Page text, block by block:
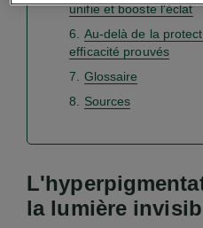
unifie et booste l'éclat
Au-delà de la
efficacité prouvés
Glossaire
Sources
la lumière